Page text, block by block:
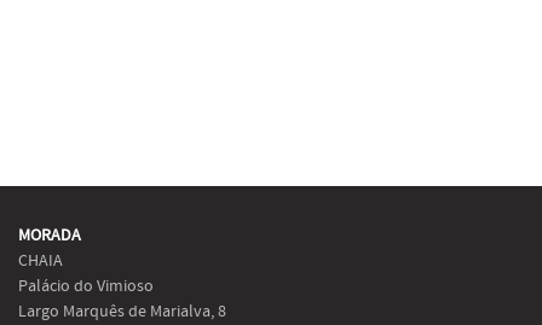
MORADA
CHAIA
Palácio do Vimioso
Largo Marquês de Marialva, 8